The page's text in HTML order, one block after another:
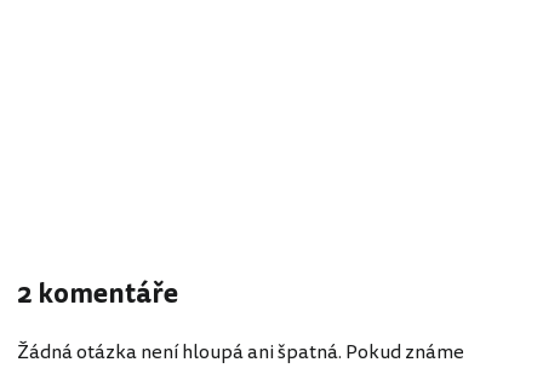
2 komentáře
Žádná otázka není hloupá ani špatná. Pokud známe